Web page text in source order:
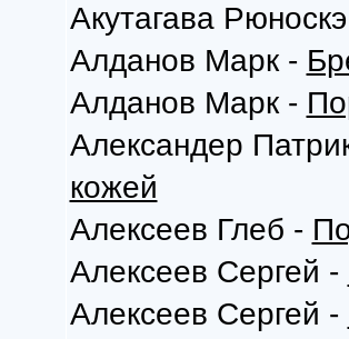
Акутагава
Алданов Марк -
Алданов Марк -
Александер
кожей
Алексеев Глеб -
Алексеев Сергей -
Алексеев Сергей -